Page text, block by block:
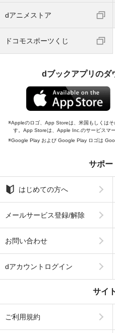
dアニメストア
ドコモスポーツくじ
dブックアプリのダ
Appleのロゴ、App Storeは、米国もしくは
す。App Storeは、Apple Inc.のサービスマー
Google Play および Google Play ロゴは
サポー
はじめての方へ
メールサービス登録/解除
お問い合わせ
dアカウントログイン
サイ
ご利用規約